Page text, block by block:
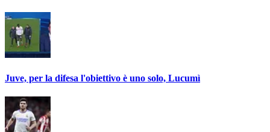
Juve, per la difesa l'obiettivo è uno solo, Lucumì